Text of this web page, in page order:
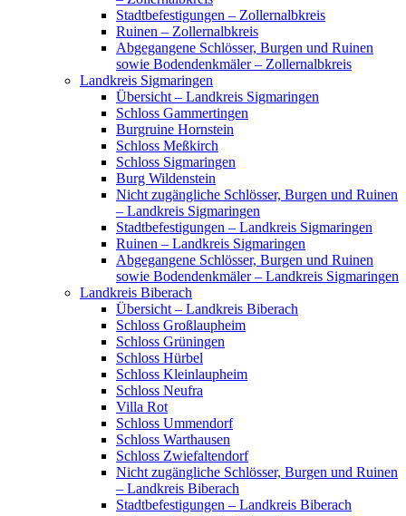
Stadtbefestigungen – Zollernalbkreis
Ruinen – Zollernalbkreis
Abgegangene Schlösser, Burgen und Ruinen
sowie Bodendenkmäler – Zollernalbkreis
Landkreis Sigmaringen
Übersicht – Landkreis Sigmaringen
Schloss Gammertingen
Burgruine Hornstein
Schloss Meßkirch
Schloss Sigmaringen
Burg Wildenstein
Nicht zugängliche Schlösser, Burgen und Ruinen
– Landkreis Sigmaringen
Stadtbefestigungen – Landkreis Sigmaringen
Ruinen – Landkreis Sigmaringen
Abgegangene Schlösser, Burgen und Ruinen
sowie Bodendenkmäler – Landkreis Sigmaringen
Landkreis Biberach
Übersicht – Landkreis Biberach
Schloss Großlaupheim
Schloss Grüningen
Schloss Hürbel
Schloss Kleinlaupheim
Schloss Neufra
Villa Rot
Schloss Ummendorf
Schloss Warthausen
Schloss Zwiefaltendorf
Nicht zugängliche Schlösser, Burgen und Ruinen
– Landkreis Biberach
Stadtbefestigungen – Landkreis Biberach